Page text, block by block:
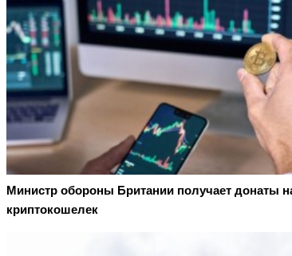
Министр обороны Британии получает донаты
криптокошелек